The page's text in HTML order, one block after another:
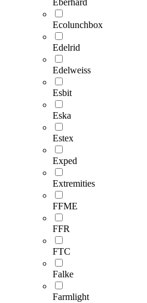
Eberhard
Ecolunchbox
Edelrid
Edelweiss
Esbit
Eska
Estex
Exped
Extremities
FFME
FFR
FTC
Falke
Farmlight